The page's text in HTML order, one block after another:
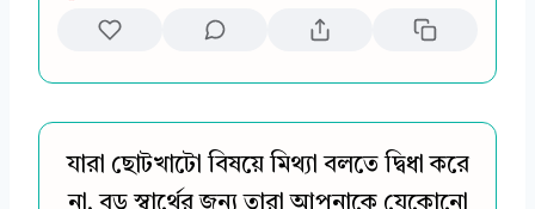
যারা ছোটখাটো বিষয়ে মিথ্যা বলতে দ্বিধা করে
না, বড় স্বার্থের জন্য তারা আপনাকে যেকোনো